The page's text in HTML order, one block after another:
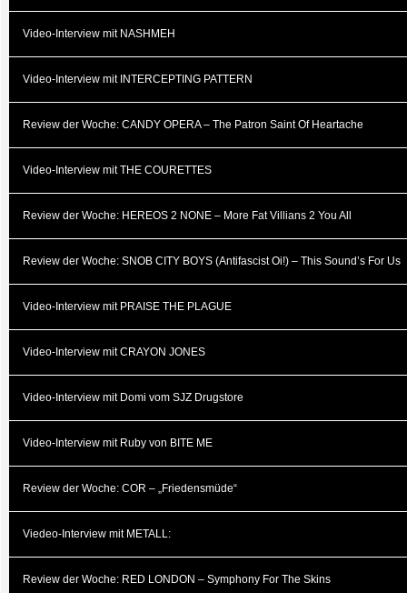
Video-Interview mit NASHMEH
Video-Interview mit INTERCEPTING PATTERN
Review der Woche: CANDY OPERA – The Patron Saint Of Heartache
Video-Interview mit THE COURETTES
Review der Woche: HEREOS 2 NONE – More Fat Villians 2 You All
Review der Woche: SNOB CITY BOYS (Antifascist Oi!) – This Sound’s For Us
Video-Interview mit PRAISE THE PLAGUE
Video-Interview mit CRAYON JONES
Video-Interview mit Domi vom SJZ Drugstore
Video-Interview mit Ruby von BITE ME
Review der Woche: COR – „Friedensmüde“
Viedeo-Interview mit METALL:
Review der Woche: RED LONDON – Symphony For The Skins